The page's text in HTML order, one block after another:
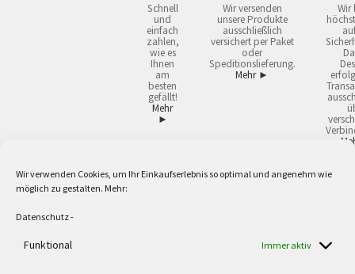
Wir verwenden Cookies, um Ihr Einkaufserlebnis so optimal und angenehm wie
möglich zu gestalten. Mehr:
Datenschutz-
Funktional Immer aktiv
Schnell
und
einfach
zahlen,
wie es
Ihnen
am
besten
gefällt!
Mehr
►
Wir versenden
unsere Produkte
ausschließlich
versichert per Paket
oder
Speditionslieferung.
Mehr ►
Wir
2 Lieferzeiten gelten mit Express-24.
Versandkostenfrei ab 59,90 € Nettowarenwert. Inseln ausgenommen. Unsere
Berufe zur Verwendung in der selbständigen, beruflichen oder gewerblichen